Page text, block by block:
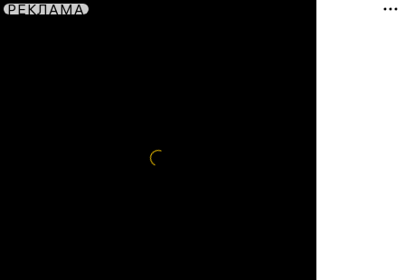
РЕКЛАМА